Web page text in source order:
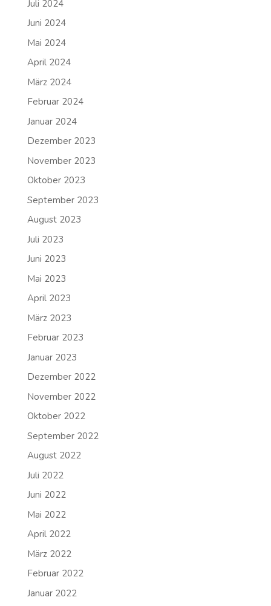
Juli 2024
Juni 2024
Mai 2024
April 2024
März 2024
Februar 2024
Januar 2024
Dezember 2023
November 2023
Oktober 2023
September 2023
August 2023
Juli 2023
Juni 2023
Mai 2023
April 2023
März 2023
Februar 2023
Januar 2023
Dezember 2022
November 2022
Oktober 2022
September 2022
August 2022
Juli 2022
Juni 2022
Mai 2022
April 2022
März 2022
Februar 2022
Januar 2022